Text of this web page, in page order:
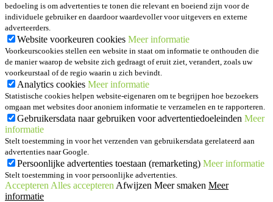
bedoeling is om advertenties te tonen die relevant en boeiend zijn voor de
individuele gebruiker en daardoor waardevoller voor uitgevers en externe
adverteerders.
Website voorkeuren cookies Meer informatie
Voorkeurscookies stellen een website in staat om informatie te onthouden die
de manier waarop de website zich gedraagt of eruit ziet, verandert, zoals uw
voorkeurstaal of de regio waarin u zich bevindt.
Analytics cookies Meer informatie
Statistische cookies helpen website-eigenaren om te begrijpen hoe bezoekers
omgaan met websites door anoniem informatie te verzamelen en te rapporteren.
Gebruikersdata naar gebruiken voor advertentiedoeleinden Meer
informatie
Stelt toestemming in voor het verzenden van gebruikersdata gerelateerd aan
advertenties naar Google.
Persoonlijke advertenties toestaan (remarketing) Meer informatie
Stelt toestemming in voor persoonlijke advertenties.
Accepteren Alles accepteren Afwijzen Meer smaken Meer
informatie